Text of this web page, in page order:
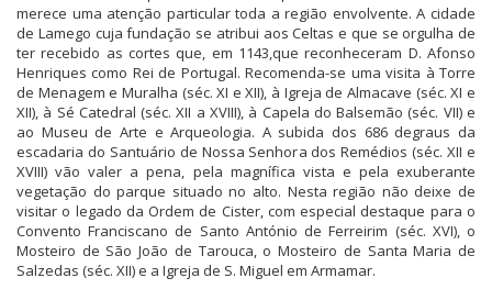
merece uma atenção particular toda a região envolvente. A cidade
de Lamego cuja fundação se atribui aos Celtas e que se orgulha de
ter recebido as cortes que, em 1143,que reconheceram D. Afonso
Henriques como Rei de Portugal. Recomenda-se uma visita à Torre
de Menagem e Muralha (séc. XI e XII), à Igreja de Almacave (séc. XI e
XII), à Sé Catedral (séc. XII a XVIII), à Capela do Balsemão (séc. VII) e
ao Museu de Arte e Arqueologia. A subida dos 686 degraus da
escadaria do Santuário de Nossa Senhora dos Remédios (séc. XII e
XVIII) vão valer a pena, pela magnífica vista e pela exuberante
vegetação do parque situado no alto. Nesta região não deixe de
visitar o legado da Ordem de Cister, com especial destaque para o
Convento Franciscano de Santo António de Ferreirim (séc. XVI), o
Mosteiro de São João de Tarouca, o Mosteiro de Santa Maria de
Salzedas (séc. XII) e a Igreja de S. Miguel em Armamar.